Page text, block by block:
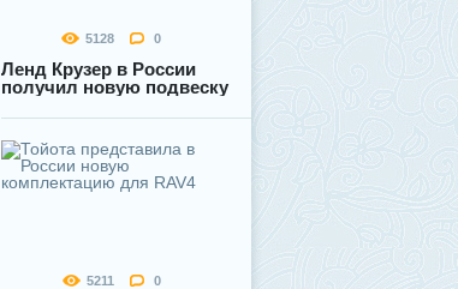
5128 0
Ленд Крузер в России
получил новую подвеску
5211 0